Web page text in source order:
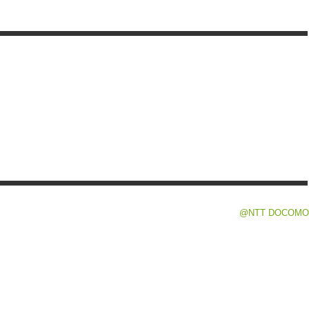
@NTT DOCOMO